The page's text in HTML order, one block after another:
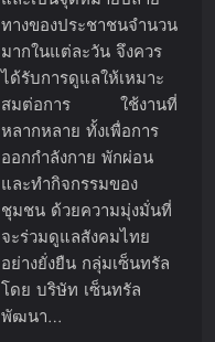
ทางของประชาชนจำนวน
มากในแต่ละวัน จึงควร
ได้รับการดูแลให้เหมาะ
สมต่อการ ใช้งานที่
หลากหลาย ทั้งเพื่อการ
ออกกำลังกาย พักผ่อน
และทำกิจกรรมของ
ชุมชน ด้วยความมุ่งมั่นที่
จะร่วมดูแลสังคมไทย
อย่างยั่งยืน กลุ่มเซ็นทรัล
โดย บริษัท เซ็นทรัล
พัฒนา…